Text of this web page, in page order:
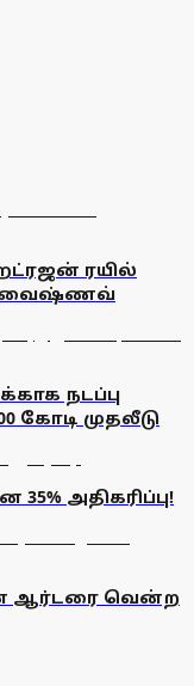
ரயில்
வைஷ்ணவ்
நடப்பு
கோடி முதலீடு
அதிகரிப்பு!
ஆர்டரை வென்ற